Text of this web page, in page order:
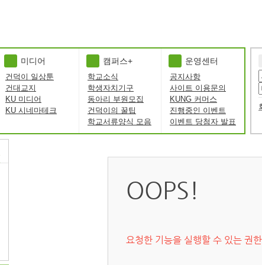
미디어
건덕이 일상툰
건대교지
KU 미디어
KU 시네마테크
캠퍼스+
학교소식
학생자치기구
동아리 부원모집
건덕이의 꿀팁
학교서류양식 모음
운영센터
공지사항
사이트 이용문의
KUNG 커머스
진행중인 이벤트
이벤트 당첨자 발표
OOPS!
요청한 기능을 실행할 수 있는 권